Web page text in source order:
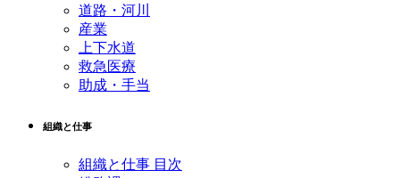
道路・河川
産業
上下水道
救急医療
助成・手当
組織と仕事
組織と仕事 目次